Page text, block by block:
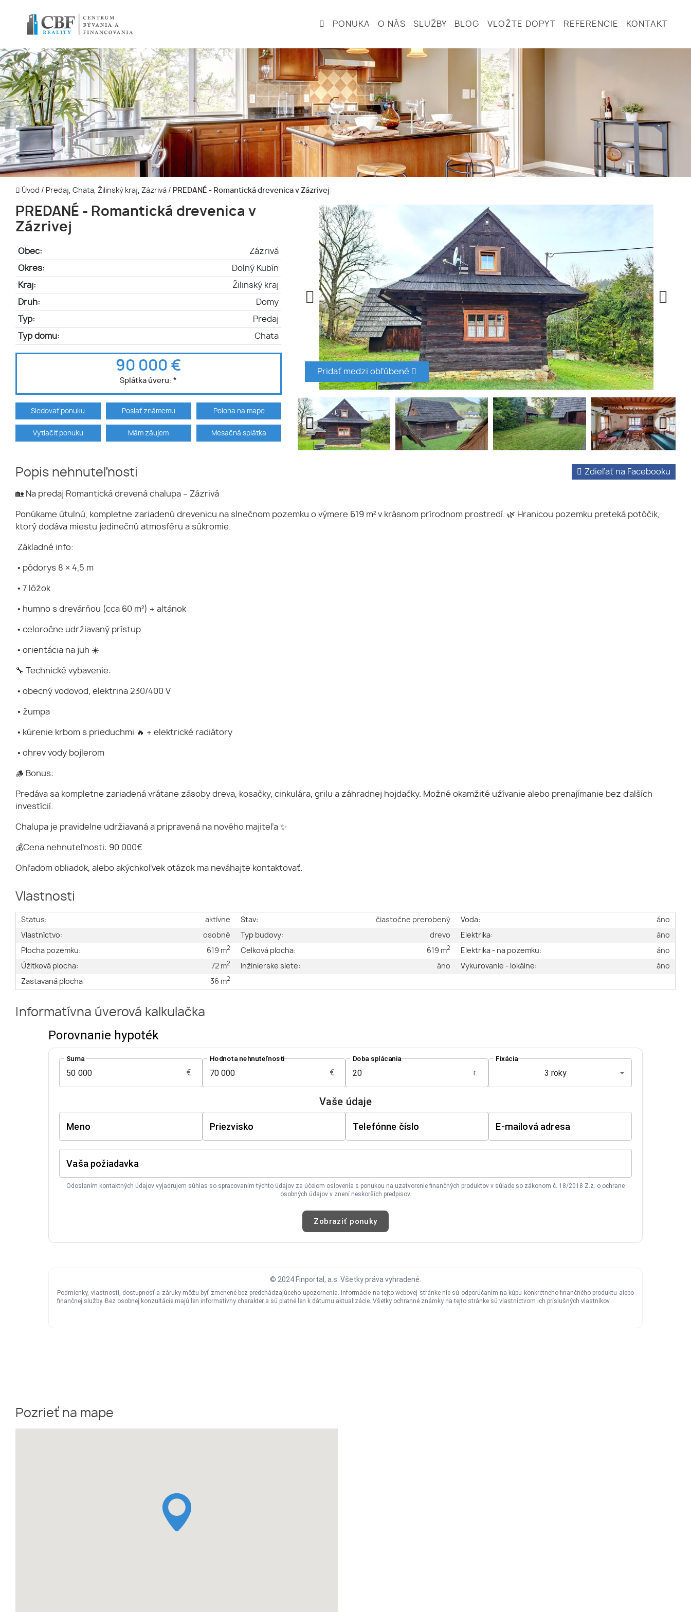
PONUKA O NÁS SLUŽBY BLOG VLOŽTE DOPYT REFERENCIE KONTAKT
Úvod / Predaj, Chata, Žilinský kraj, Zázrivá / PREDANÉ - Romantická drevenica v Zázrivej
PREDANÉ - Romantická drevenica v
Zázrivej
Obec: Zázrivá
Okres: Dolný Kubín
Kraj: Žilinský kraj
Druh: Domy
Typ: Predaj
Typ domu: Chata
90 000 €
Splátka úveru:*
Sledovať ponuku Poslať známemu Poloha na mape
Vytlačiť ponuku Mám záujem Mesačná splátka
Pridať medzi obľúbené
Popis nehnuteľnosti Zdieľať na Facebooku
🏡 Na predaj Romantická drevená chalupa – Zázrivá
Ponúkame útulnú, kompletne zariadenú drevenicu na slnečnom pozemku o výmere 619 m² v krásnom prírodnom prostredí. 🌿 Hranicou pozemku preteká potôčik,
ktorý dodáva miestu jedinečnú atmosféru a súkromie.
Základné info:
• pôdorys 8 × 4,5 m
• 7 lôžok
• humno s drevárňou (cca 60 m²) + altánok
• celoročne udržiavaný prístup
• orientácia na juh ☀️
🔧 Technické vybavenie:
• obecný vodovod, elektrina 230/400 V
• žumpa
• kúrenie krbom s prieduchmi 🔥 + elektrické radiátory
• ohrev vody bojlerom
🪵 Bonus:
Predáva sa kompletne zariadená vrátane zásoby dreva, kosačky, cinkulára, grilu a záhradnej hojdačky. Možné okamžité užívanie alebo prenajímanie bez ďalších
investícií.
Chalupa je pravidelne udržiavaná a pripravená na nového majiteľa ✨
💰Cena nehnuteľnosti: 90 000€
Ohľadom obliadok, alebo akýchkoľvek otázok ma neváhajte kontaktovať.
Vlastnosti
Status:
aktívne
Vlastníctvo:
osobné
Plocha pozemku:
619 m2
Úžitková plocha: 72 m2
Zastavaná plocha: 36 m2
Stav:
čiastočne prerobený
Typ budovy:
drevo
Celková plocha:
619 m2
Inžinierske siete: áno
Voda:
áno
Elektrika:
áno
Elektrika - na pozemku:
áno
Vykurovanie - lokálne:
áno
Informatívna úverová kalkulačka
Pozrieť na mape